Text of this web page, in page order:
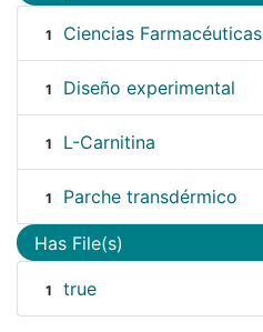
1 Ciencias Farmacéuticas
1 Diseño experimental
1 L-Carnitina
1 Parche transdérmico
Has File(s)
1 true